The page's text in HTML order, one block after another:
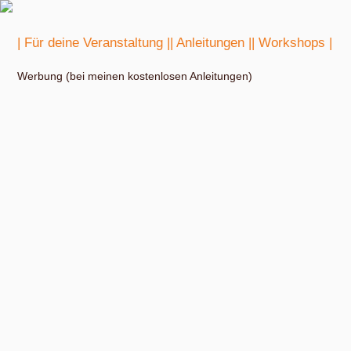
| Für deine Veranstaltung || Anleitungen || Workshops |
Werbung (bei meinen kostenlosen Anleitungen)